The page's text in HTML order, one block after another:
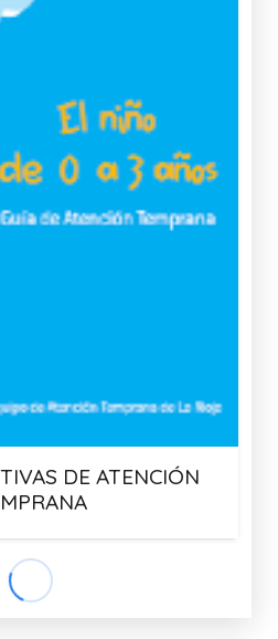
DE ATENCIÓN